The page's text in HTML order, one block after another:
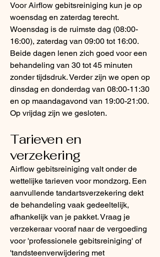
Voor Airflow gebitsreiniging kun je op
woensdag en zaterdag terecht.
Woensdag is de ruimste dag (08:00-
16:00), zaterdag van 09:00 tot 16:00.
Beide dagen lenen zich goed voor een
behandeling van 30 tot 45 minuten
zonder tijdsdruk. Verder zijn we open op
dinsdag en donderdag van 08:00-11:30
en op maandagavond van 19:00-21:00.
Op vrijdag zijn we gesloten.
Tarieven en
verzekering
Airflow gebitsreiniging valt onder de
wettelijke tarieven voor mondzorg. Een
aanvullende tandartsverzekering dekt
de behandeling vaak gedeeltelijk,
afhankelijk van je pakket. Vraag je
verzekeraar vooraf naar de vergoeding
voor 'professionele gebitsreiniging' of
'tandsteenverwijdering met